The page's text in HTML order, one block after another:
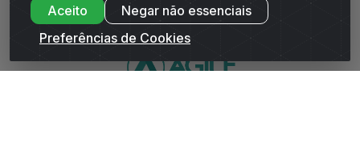
Aceito
Negar não essenciais
Preferências de Cookies